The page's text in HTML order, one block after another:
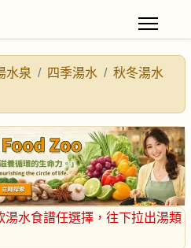
水泉 四季湯水
秋冬湯水
湯水食譜任選擇 ，往下拉出湯類